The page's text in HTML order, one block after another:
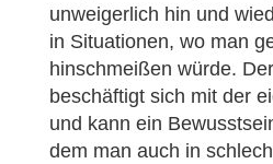
unweigerlich hin und
in Situationen, wo man
hinschmeißen würde.
beschäftigt sich mit der
und kann ein
dem man auch in